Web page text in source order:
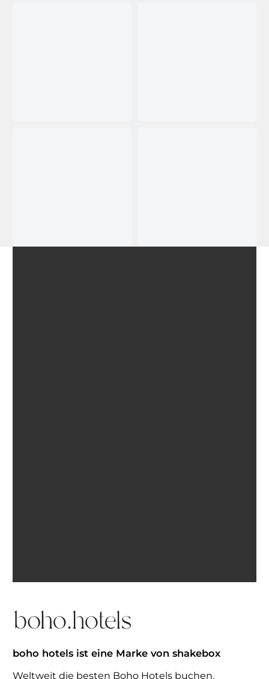
boho hotels ist eine Marke von shakebox
Weltweit die besten Boho Hotels buchen.